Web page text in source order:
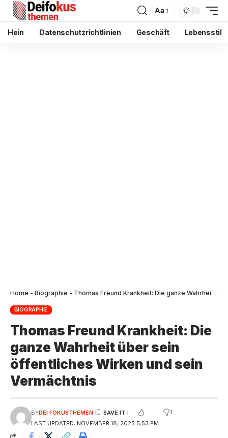
Aa
Hein Datenschutzrichtlinien Geschäft Lebensstil
Home - Biographie - Thomas Freund Krankheit: Die ganze Wahrheit über sein öffentliches Wirken und sein Vermächtnis
BIOGRAPHIE
Thomas Freund Krankheit: Die
ganze Wahrheit über sein
öffentliches Wirken und sein
Vermächtnis
LAST UPDATED: NOVEMBER 18, 2025 5:53 PM
BYDEI FOKUSTHEMEN 1